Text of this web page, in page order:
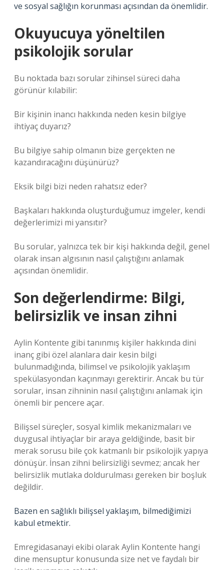
ve sosyal sağlığın korunması açısından da önemlidir.
Okuyucuya yöneltilen
psikolojik sorular
Bu noktada bazı sorular zihinsel süreci daha
görünür kılabilir:
Bir kişinin inancı hakkında neden kesin bilgiye
ihtiyaç duyarız?
Bu bilgiye sahip olmanın bize gerçekten ne
kazandıracağını düşünürüz?
Eksik bilgi bizi neden rahatsız eder?
Başkaları hakkında oluşturduğumuz imgeler, kendi
değerlerimizi mi yansıtır?
Bu sorular, yalnızca tek bir kişi hakkında değil, genel
olarak insan algısının nasıl çalıştığını anlamak
açısından önemlidir.
Son değerlendirme: Bilgi,
belirsizlik ve insan zihni
Aylin Kontente gibi tanınmış kişiler hakkında dini
inanç gibi özel alanlara dair kesin bilgi
bulunmadığında, bilimsel ve psikolojik yaklaşım
spekülasyondan kaçınmayı gerektirir. Ancak bu tür
sorular, insan zihninin nasıl çalıştığını anlamak için
önemli bir pencere açar.
Bilişsel süreçler, sosyal kimlik mekanizmaları ve
duygusal ihtiyaçlar bir araya geldiğinde, basit bir
merak sorusu bile çok katmanlı bir psikolojik yapıya
dönüşür. İnsan zihni belirsizliği sevmez; ancak her
belirsizlik mutlaka doldurulması gereken bir boşluk
değildir.
Bazen en sağlıklı bilişsel yaklaşım, bilmediğimizi
kabul etmektir.
Emregidasanayi ekibi olarak Aylin Kontente hangi
dine mensuptur konusunda size net ve faydalı bir